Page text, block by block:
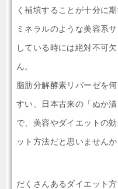
く補填することが十分に
ミネラルのような美容系
している時には絶対不可
ん。
脂肪分解酵素リパーゼを
すい、日本古来の「ぬか
で、美容やダイエットの
ット方法だと思いませんか
だくさんあるダイエット